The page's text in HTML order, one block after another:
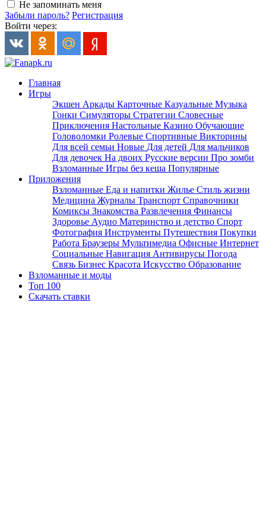
Не запоминать меня
Забыли пароль? Регистрация
Войти через:
Главная
Игры
Экшен Аркады Карточные Казуальные Музыка
Гонки Симуляторы Стратегии Словесные
Приключения Настольные Казино Обучающие
Головоломки Ролевые Спортивные Викторины
Для всей семьи Новые Для детей Для мальчиков
Для девочек На двоих Русские версии Про зомби
Взломанные Игры без кеша Популярные
Приложения
Взломанные Еда и напитки Жилье Стиль жизни
Медицина Журналы Транспорт Справочники
Комиксы Знакомства Развлечения Финансы
Здоровье Аудио Материнство и детство Спорт
Фотография Инструменты Путешествия Покупки
Работа Браузеры Мультимедиа Офисные Интернет
Социальные Навигация Антивирусы Погода
Связь Бизнес Красота Искусство Образование
Взломанные и моды
Топ 100
Скачать ставки